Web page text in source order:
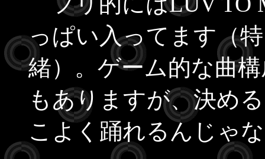
っぱい入ってます（
緒）。ゲーム的な曲
もありますが、決め
こよく踊れるんじゃ